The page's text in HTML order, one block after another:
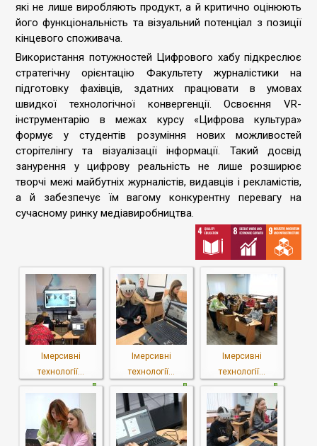
які не лише виробляють продукт, а й критично оцінюють
його функціональність та візуальний потенціал з позиції
кінцевого споживача.
Використання потужностей Цифрового хабу підкреслює
стратегічну орієнтацію Факультету журналістики на
підготовку фахівців, здатних працювати в умовах
швидкої технологічної конвергенції. Освоєння VR-
інструментарію в межах курсу «Цифрова культура»
формує у студентів розуміння нових можливостей
сторітелінгу та візуалізації інформації. Такий досвід
занурення у цифрову реальність не лише розширює
творчі межі майбутніх журналістів, видавців і рекламістів,
а й забезпечує їм вагому конкурентну перевагу на
сучасному ринку медіавиробництва.
Імерсивні
технології...
Імерсивні
технології...
Імерсивні
технології...